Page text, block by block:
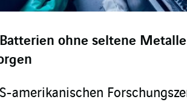
Batterien ohne seltene
amerikanischen